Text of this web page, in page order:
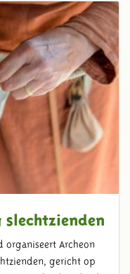
slechtzienden
organiseert Archeon
gericht op